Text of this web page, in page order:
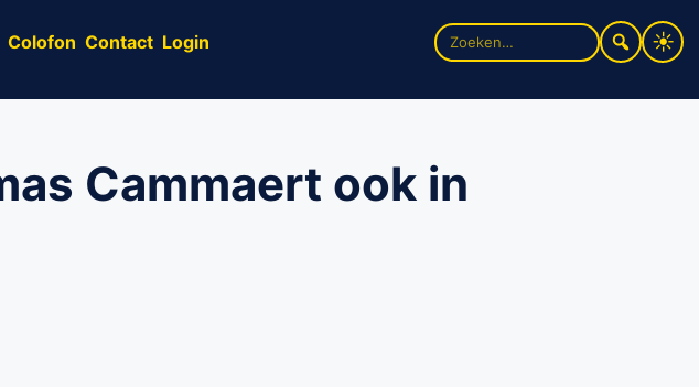
Colofon Contact Login
Zoek
naar:
Cammaert ook in